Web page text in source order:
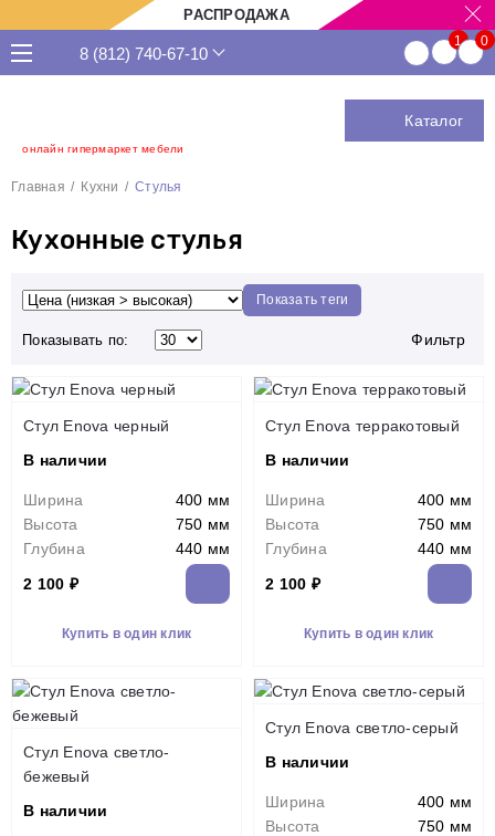
РАСПРОДАЖА
онлайн гипермаркет мебели
8 (812) 740-67-10
Каталог
Главная Кухни Стулья
Кухонные стулья
Показать теги
Показывать по: Фильтр
Стул Enova черный
В наличии
Ширина
400 мм
Высота
750 мм
Глубина
440 мм
2 100 ₽
Купить в один клик
Стул Enova терракотовый
В наличии
Ширина
400 мм
Высота
750 мм
Глубина
440 мм
2 100 ₽
Купить в один клик
Стул Enova светло-
бежевый
В наличии
Стул Enova светло-серый
В наличии
Ширина
400 мм
Высота
750 мм